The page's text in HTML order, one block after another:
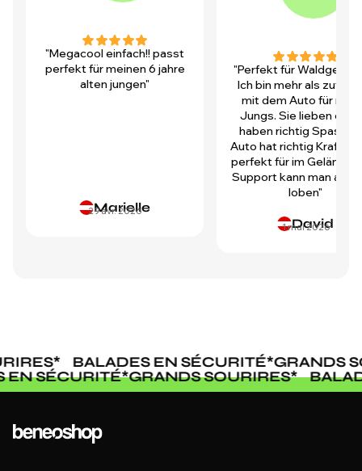
"Megacool einfach!! passt
perfekt für meinen 6 jahre
alten jungen"
Marielle
29 avr. 2026
"Perfekt für
Ich bin mehr als
mit dem Auto für
Jungs. Sie lieben es
haben richtig Spass!
Auto hat richtig Kraft
perfekt für im Gelände.
Support kann man auch
loben"
David
1 mai 2026
* BALADES EN SÉCURITÉ*GRANDS
EN SÉCURITÉ*GRANDS SOURIRES*